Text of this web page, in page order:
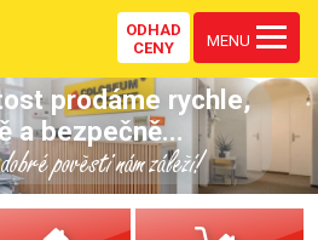
ODHAD
CENY
MENU
prodáme rychle,
a bezpečně...
pověsti nám záleží!